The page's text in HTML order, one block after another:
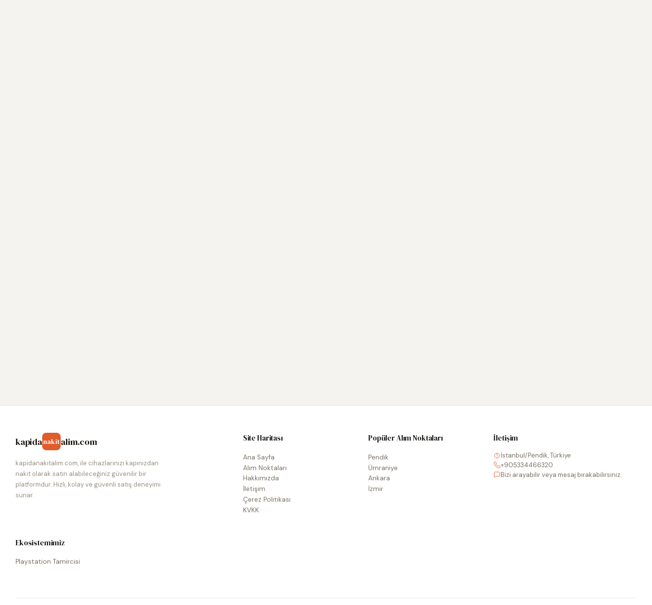
kapidanakitalim.com
kapidanakitalim.com, ile cihazlarınızı kapınızdan
nakit olarak satın alabileceğiniz güvenilir bir
platformdur. Hızlı, kolay ve güvenli satış deneyimi
sunar.
Site Haritası
Ana Sayfa
Alım Noktaları
Hakkımızda
İletişim
Çerez Politikası
KVKK
Popüler Alım Noktaları
Pendik
Ümraniye
Ankara
İzmir
İletişim
İstanbul/Pendik, Türkiye
+905334466320
Bizi arayabilir veya mesaj bırakabilirsiniz.
Ekosistemimiz
Playstation Tamircisi